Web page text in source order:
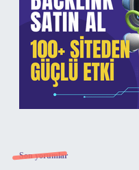
Son yorumlar